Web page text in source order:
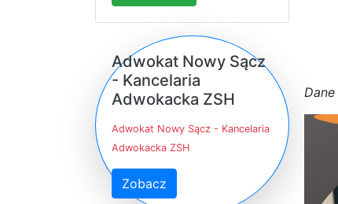
Adwokat Nowy Sącz
- Kancelaria
Adwokacka ZSH
Adwokat Nowy Sącz - Kancelaria
Adwokacka ZSH
Zobacz
Dane